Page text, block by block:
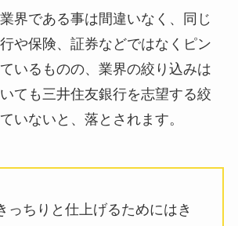
界である事は間違いなく、同じ
や保険、証券などではなくピン
いるものの、業界の絞り込みは
ても三井住友銀行を志望する絞
いないと、落とされます。
っちりと仕上げるためにはき